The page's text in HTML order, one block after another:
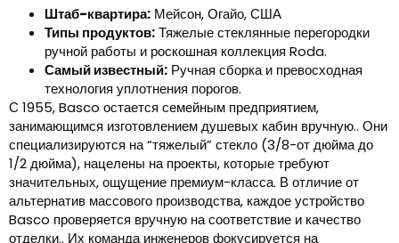
Штаб-квартира: Мейсон, Огайо, США
Типы продуктов:Тяжелые стеклянные перегородки
ручной работы и роскошная коллекция Roda.
Самый известный: Ручная сборка и превосходная
технология уплотнения порогов.
С 1955, Basco остается семейным предприятием,
занимающимся изготовлением душевых кабин вручную.. Они
специализируются на “тяжелый” стекло (3/8-от дюйма до
1/2 дюйма), нацелены на проекты, которые требуют
значительных, ощущение премиум-класса. В отличие от
альтернатив массового производства, каждое устройство
Basco проверяется вручную на соответствие и качество
отделки.. Их команда инженеров фокусируется на